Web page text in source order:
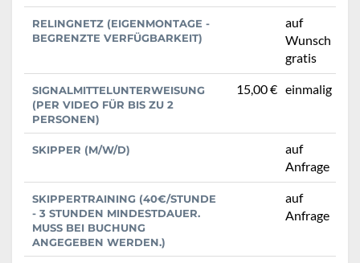
RELINGNETZ (EIGENMONTAGE -
BEGRENZTE VERFÜGBARKEIT)
auf
Wunsch
gratis
SIGNALMITTELUNTERWEISUNG
(PER VIDEO FÜR BIS ZU 2
PERSONEN)
15,00 € einmalig
SKIPPER (M/W/D)
auf
Anfrage
SKIPPERTRAINING (40€/STUNDE
- 3 STUNDEN MINDESTDAUER.
MUSS BEI BUCHUNG
ANGEGEBEN WERDEN.)
auf
Anfrage